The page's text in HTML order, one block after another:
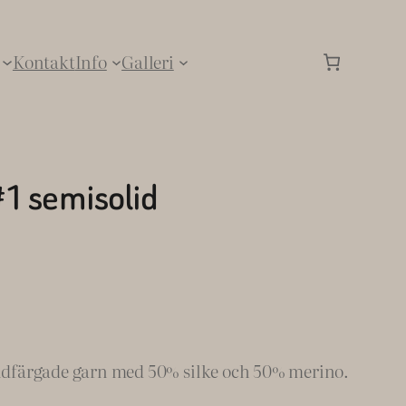
KontaktInfo Galleri
semisolid
garn med 50% silke och 50% merino.